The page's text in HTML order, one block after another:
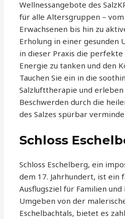
Wellnessangebote des
für alle Altersgruppen –
Erwachsenen bis hin zu
Erholung in einer gesunden
in dieser Praxis die
Energie zu tanken und den
Tauchen Sie ein in die
Salzlufttherapie und erleben
Beschwerden durch die
des Salzes spürbar
Schloss
Schloss Eschelberg, ein
dem 17. Jahrhundert, ist ein
Ausflugsziel für Familien
Umgeben von der
Eschelbachtals, bietet es